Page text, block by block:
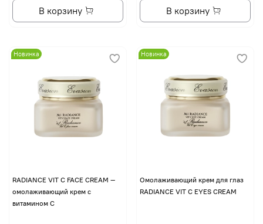
В корзину В корзину
Новинка
RADIANCE VIT C FACE CREAM —
омолаживающий крем с
витамином С
Новинка
Омолаживающий крем для глаз
RADIANCE VIT C EYES CREAM